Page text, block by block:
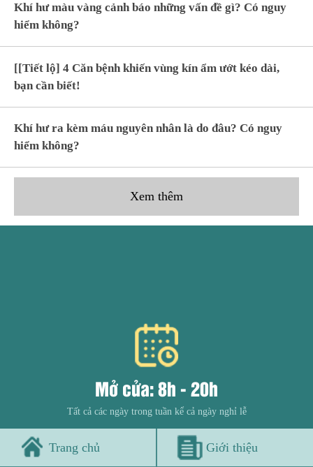
Khí hư màu vàng cảnh báo những vấn đề gì? Có nguy
hiểm không?
[[Tiết lộ] 4 Căn bệnh khiến vùng kín ẩm ướt kéo dài,
bạn cần biết!
Khí hư ra kèm máu nguyên nhân là do đâu? Có nguy
hiểm không?
Xem thêm
Mở cửa: 8h - 20h
Tất cả các ngày trong tuần kể cả ngày nghỉ lễ
Trang chủ Giới thiệu